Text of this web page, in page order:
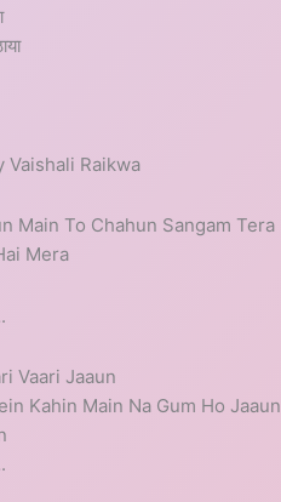
Vaishali Raikwa
Main To Chahun Sangam Tera
Mera
Vaari Jaaun
Kahin Main Na Gum Ho Jaaun